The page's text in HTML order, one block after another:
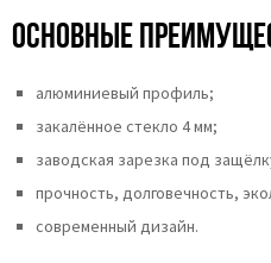
Основные
алюминиевый профиль;
закалённое стекло 4 мм;
заводская зарезка под
прочность, долговечность,
современный дизайн.